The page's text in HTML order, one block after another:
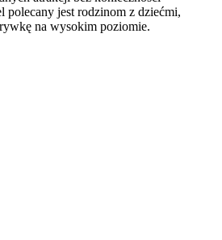
polecany jest rodzinom z dziećmi,
na wysokim poziomie.